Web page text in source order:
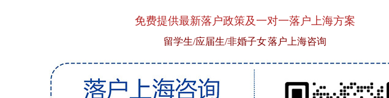
免费提供最新落户政策及一对一落户上海方案
留学生/应届生/非婚子女 落户上海咨询